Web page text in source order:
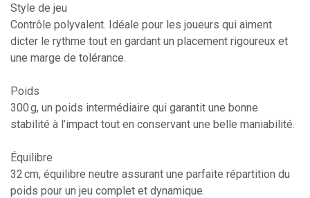
Style de jeu
Contrôle polyvalent. Idéale pour les joueurs qui aiment
dicter le rythme tout en gardant un placement rigoureux et
une marge de tolérance.
Poids
300 g, un poids intermédiaire qui garantit une bonne
stabilité à l’impact tout en conservant une belle maniabilité.
Équilibre
32 cm, équilibre neutre assurant une parfaite répartition du
poids pour un jeu complet et dynamique.